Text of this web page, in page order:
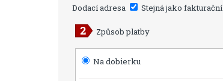
Dodací adresa
Stejná jako fakturační
Způsob platby
Na dobierku